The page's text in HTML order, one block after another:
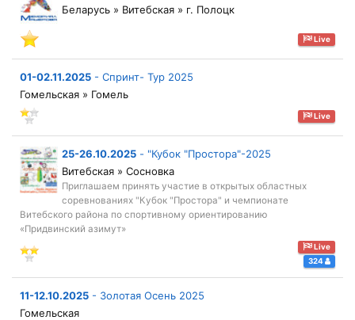
Беларусь » Витебская » г. Полоцк
Live
01-02.11.2025 - Спринт- Тур 2025
Гомельская » Гомель
Live
25-26.10.2025 - "Кубок "Простора"-2025
Витебская » Сосновка
Приглашаем принять участие в открытых областных
соревнованиях "Кубок "Простора" и чемпионате
Витебского района по спортивному ориентированию
«Придвинский азимут»
Live
324
11-12.10.2025 - Золотая Осень 2025
Гомельская